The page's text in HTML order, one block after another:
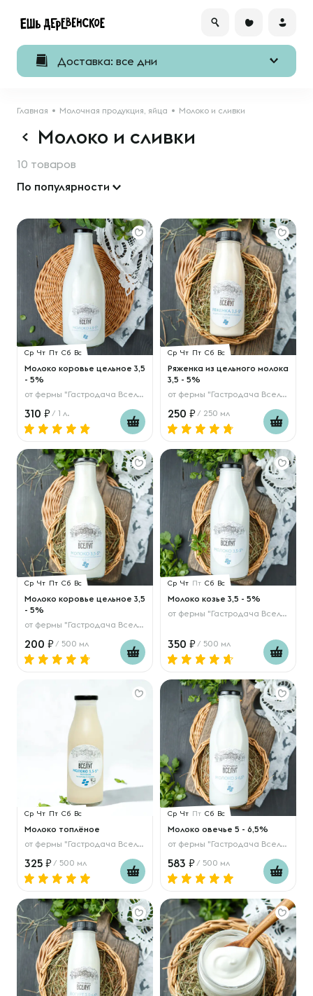
Доставка: все дни
Главная Молочная продукция, яйца Молоко и сливки
Молоко и сливки
10 товаров
По популярности
Ср Чт Пт Сб Вс
Молоко коровье цельное 3,5
- 5%
от фермы "Гастродача Вселуг"
310 / 1 л.
Ср Чт Пт Сб Вс
Ряженка из цельного молока
3,5 - 5%
от фермы "Гастродача Вселуг"
250 / 250 мл
Ср Чт Пт Сб Вс
Молоко коровье цельное 3,5
- 5%
от фермы "Гастродача Вселуг"
200 / 500 мл
Ср Чт Пт Сб Вс
Молоко козье 3,5 - 5%
от фермы "Гастродача Вселуг"
350 / 500 мл
Ср Чт Пт Сб Вс
Молоко топлёное
от фермы "Гастродача Вселуг"
325 / 500 мл
Ср Чт Пт Сб Вс
Молоко овечье 5 - 6,5%
от фермы "Гастродача Вселуг"
583 / 500 мл